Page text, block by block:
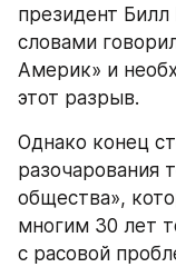
президент
словами
Америк» и
этот разрыв.
Однако конец
разочарования
общества»,
многим 30 лет
с расовой